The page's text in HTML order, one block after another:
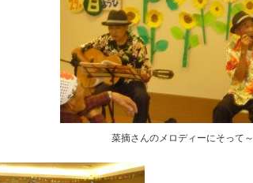
菜摘さんのメロディーにそって～